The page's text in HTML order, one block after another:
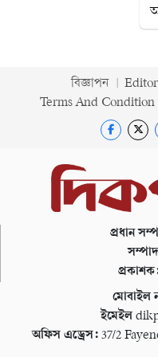
বিজ্ঞাপন
Terms And Condition
প্রধান
মোবাইল
ইমেইল
অফিস এড্রেস: 37/2